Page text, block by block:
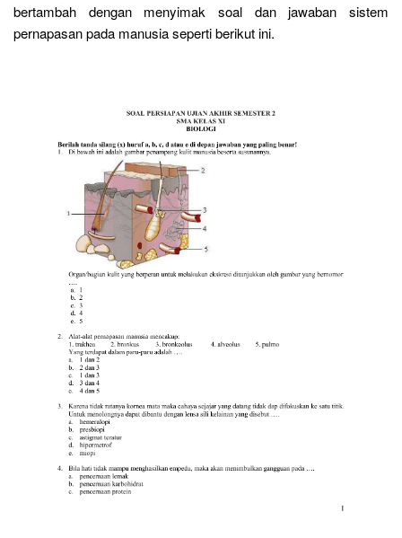
bertambah dengan menyimak soal dan jawaban sistem
pernapasan pada manusia seperti berikut ini.